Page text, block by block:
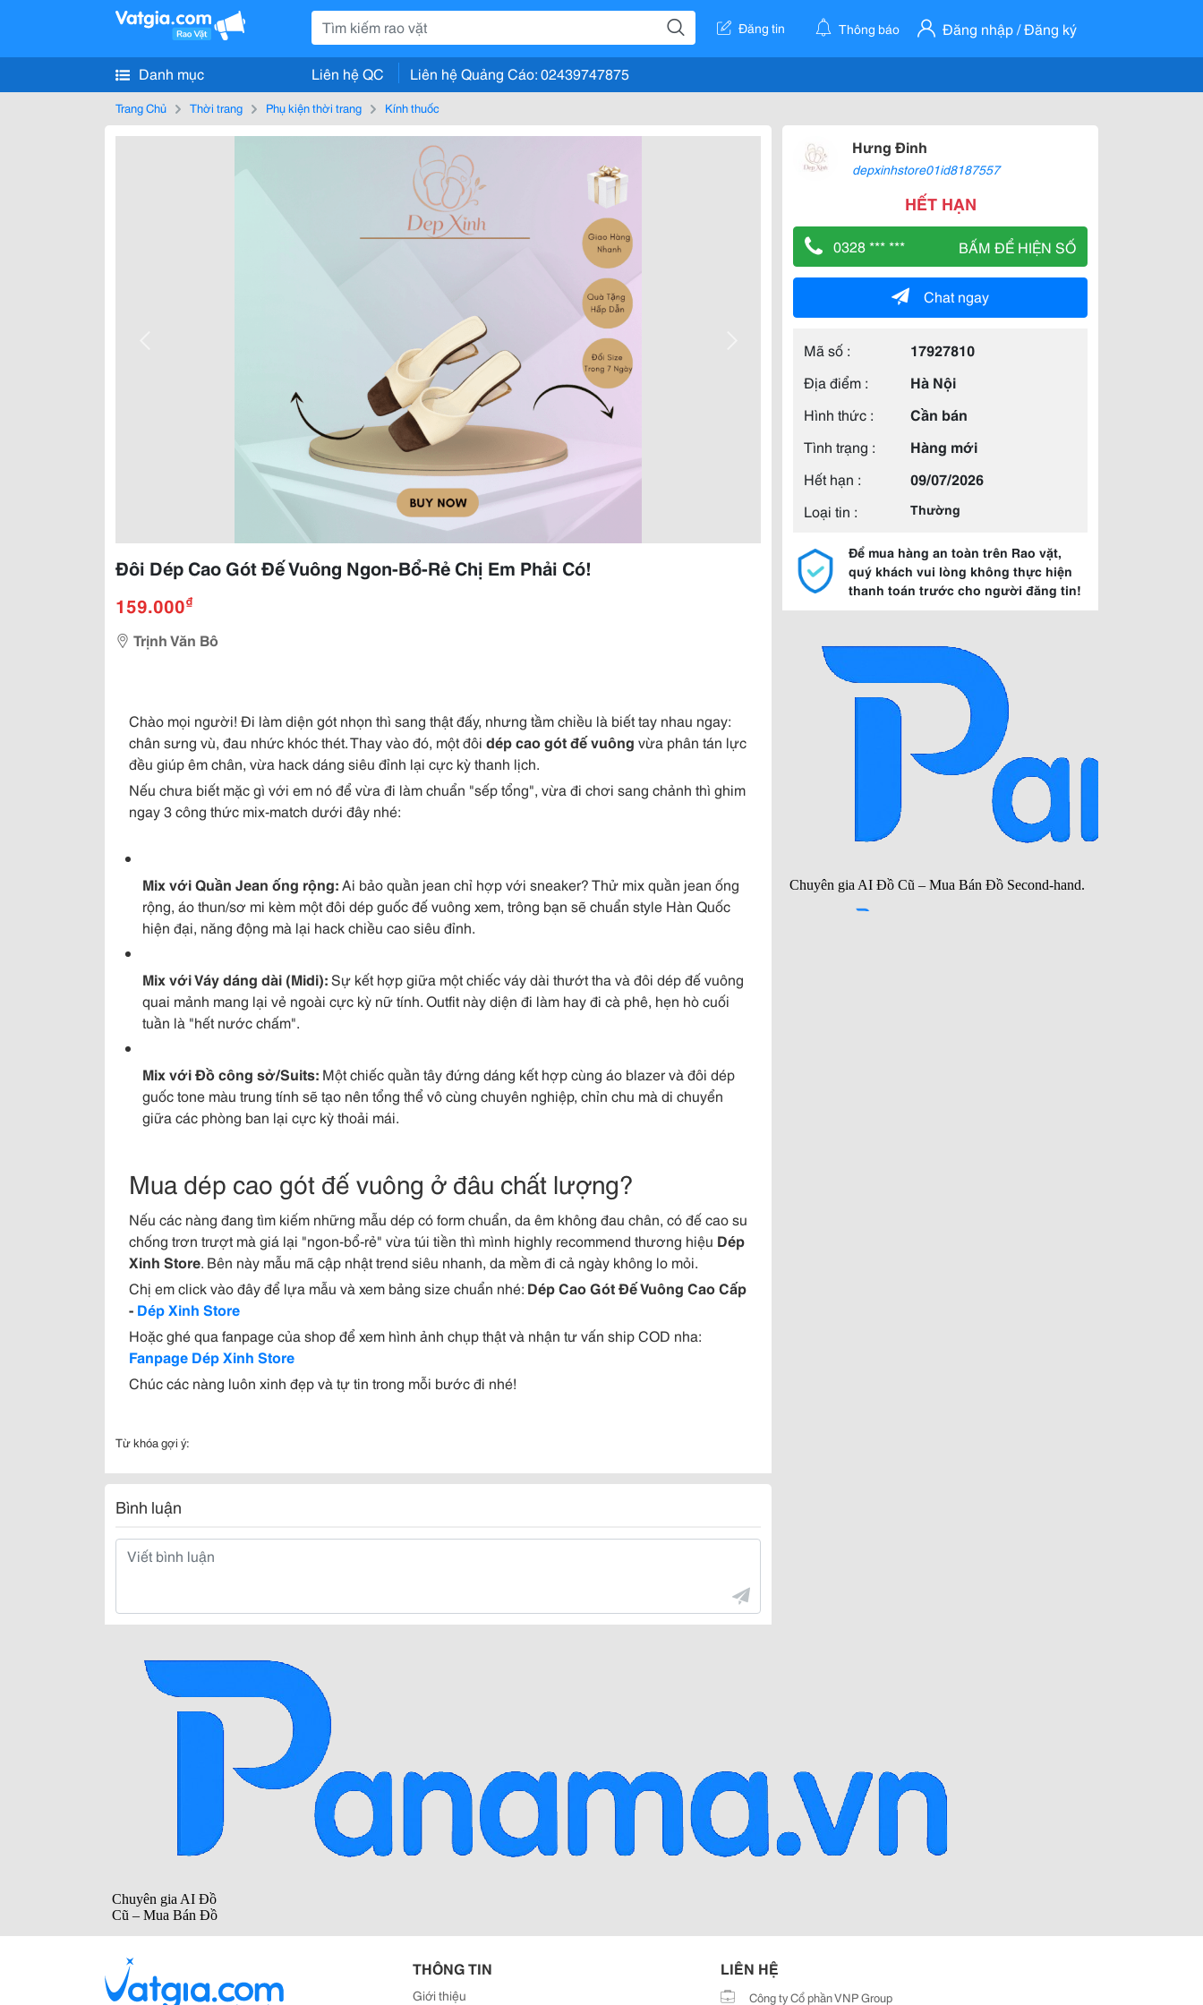
Đăng tin Thông báo Đăng nhập / Đăng ký
Danh mục Liên hệ QC Liên hệ Quảng Cáo: 02439747875
Trang Chủ Thời trang Phụ kiện thời trang Kính thuốc
Đôi Dép Cao Gót Đế Vuông Ngon-Bổ-Rẻ Chị Em Phải Có!
159.000₫
Trịnh Văn Bô
Chào mọi người! Đi làm diện gót nhọn thì sang thật đấy, nhưng tầm chiều là biết tay nhau ngay:
chân sưng vù, đau nhức khóc thét. Thay vào đó, một đôi dép cao gót đế vuông vừa phân tán lực
đều giúp êm chân, vừa hack dáng siêu đỉnh lại cực kỳ thanh lịch.
Nếu chưa biết mặc gì với em nó để vừa đi làm chuẩn "sếp tổng", vừa đi chơi sang chảnh thì ghim
ngay 3 công thức mix-match dưới đây nhé:
Mix với Quần Jean ống rộng:Ai bảo quần jean chỉ hợp với sneaker? Thử mix quần jean ống
rộng, áo thun/sơ mi kèm một đôi dép guốc đế vuông xem, trông bạn sẽ chuẩn style Hàn Quốc
hiện đại, năng động mà lại hack chiều cao siêu đỉnh.
Mix với Váy dáng dài (Midi):Sự kết hợp giữa một chiếc váy dài thướt tha và đôi dép đế vuông
quai mảnh mang lại vẻ ngoài cực kỳ nữ tính. Outfit này diện đi làm hay đi cà phê, hẹn hò cuối
tuần là "hết nước chấm".
Mix với Đồ công sở/Suits: Một chiếc quần tây đứng dáng kết hợp cùng áo blazer và đôi dép
guốc tone màu trung tính sẽ tạo nên tổng thể vô cùng chuyên nghiệp, chỉn chu mà di chuyển
giữa các phòng ban lại cực kỳ thoải mái.
Mua dép cao gót đế vuông ở đâu chất lượng?
Nếu các nàng đang tìm kiếm những mẫu dép có form chuẩn, da êm không đau chân, có đế cao su
chống trơn trượt mà giá lại "ngon-bổ-rẻ" vừa túi tiền thì mình highly recommend thương hiệu Dép
Xinh Store. Bên này mẫu mã cập nhật trend siêu nhanh, da mềm đi cả ngày không lo mỏi.
Chị em click vào đây để lựa mẫu và xem bảng size chuẩn nhé: Dép Cao Gót Đế Vuông Cao Cấp
- Dép Xinh Store
Hoặc ghé qua fanpage của shop để xem hình ảnh chụp thật và nhận tư vấn ship COD nha:
Fanpage Dép Xinh Store
Chúc các nàng luôn xinh đẹp và tự tin trong mỗi bước đi nhé!
Từ khóa gợi ý:
Bình luận
Hưng Đinh
depxinhstore01id8187557
HẾT HẠN
0328 *** *** BẤM ĐỂ HIỆN SỐ
Chat ngay
Mã số :
17927810
Địa điểm :
Hà Nội
Hình thức :
Cần bán
Tình trạng :
Hàng mới
Hết hạn :
09/07/2026
Loại tin :
Thường
Để mua hàng an toàn trên Rao vặt,
quý khách vui lòng không thực hiện
thanh toán trước cho người đăng tin!
THÔNG TIN
Giới thiệu
LIÊN HỆ
Công ty Cổ phần VNP Group